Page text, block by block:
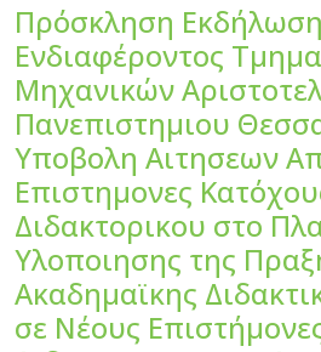
Πρόσκληση
Ενδιαφέροντος
Μηχανικών
Πανεπιστημιου
Υποβολη Αιτησεων
Επιστημονες
Διδακτορικου στο
Υλοποιησης της
Ακαδημαϊκης
σε Νέους